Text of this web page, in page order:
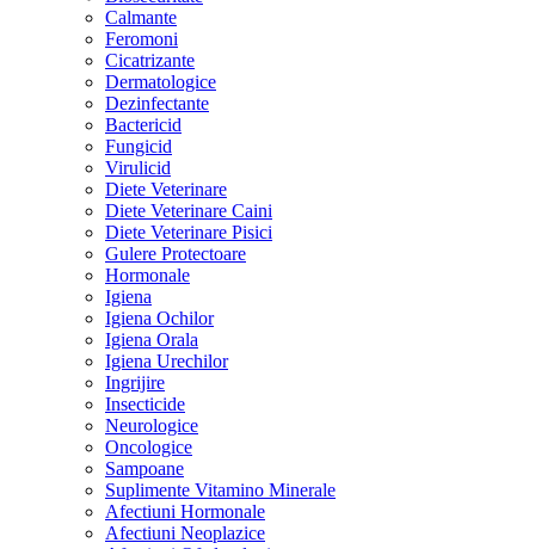
Calmante
Feromoni
Cicatrizante
Dermatologice
Dezinfectante
Bactericid
Fungicid
Virulicid
Diete Veterinare
Diete Veterinare Caini
Diete Veterinare Pisici
Gulere Protectoare
Hormonale
Igiena
Igiena Ochilor
Igiena Orala
Igiena Urechilor
Ingrijire
Insecticide
Neurologice
Oncologice
Sampoane
Suplimente Vitamino Minerale
Afectiuni Hormonale
Afectiuni Neoplazice